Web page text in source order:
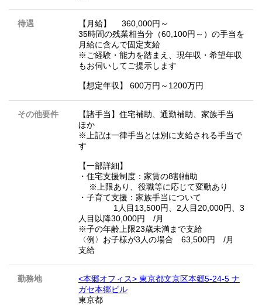
待遇
【月給】 360,000円～
35時間の残業相当分（60,100円～）の手当を
月給に含んで固定支給
※ご経験・能力を踏まえ、現年収・希望年収
もお伺いしてご提示します
【想定年収】 600万円～1200万円
その他要件
【諸手当】住宅補助、通勤補助、家族手当
ほか
※上記は一律手当とは別に支給される手当で
す
【一部詳細】
・住宅支援制度：家賃の8割補助
※上限あり、役職等に応じて変動あり
・子育て支援：家族手当について
1人目13,500円、2人目20,000円、3
人目以降30,000円 /月
※子の年齢上限23歳未満まで支給
〈例〉お子様が3人の場合 63,500円 /月
支給
勤務地
<本郷オフィス> 東京都文京区本郷5-24-5 ナ
ガセ本郷ビル
東京都